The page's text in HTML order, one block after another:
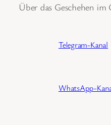
Über das Geschehen
Telegram-Kanal
WhatsApp-